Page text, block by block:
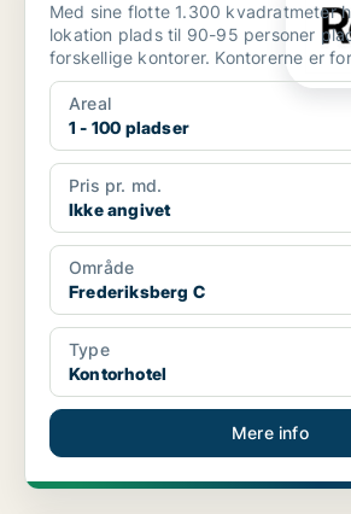
Med sine flotte 1.300 kvadratmeter
lokation plads til 90-95 personer
forskellige kontorer. Kontorerne er
3.sal, ...
Areal
1 - 100 pladser
Pris pr. md.
Ikke angivet
Område
Frederiksberg C
Type
Kontorhotel
Mere info